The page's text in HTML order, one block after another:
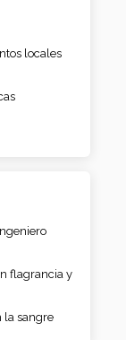
locales
flagrancia y
la sangre